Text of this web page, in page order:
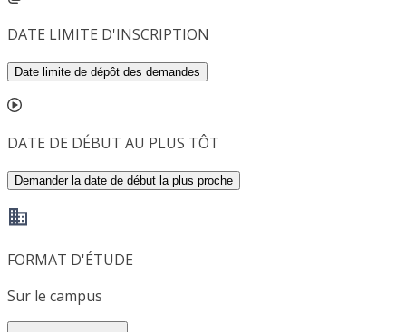
DATE LIMITE D'INSCRIPTION
Date limite de dépôt des demandes
DATE DE DÉBUT AU PLUS TÔT
Demander la date de début la plus proche
FORMAT D'ÉTUDE
Sur le campus